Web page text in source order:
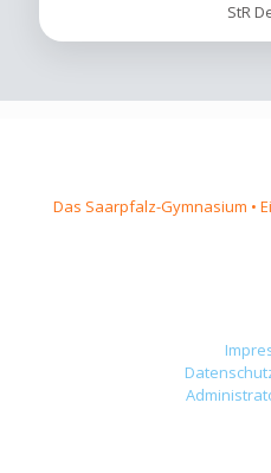
StR
Das Saarpfalz-Gymnasium •